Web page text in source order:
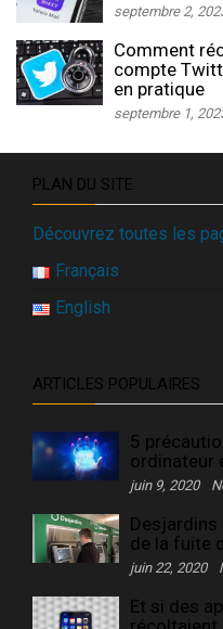
septembre 2,
Comment
compte
en pratique
septembre 1,
PLAN DU SITE
Découvrez toutes les
Français
English
ARTICLES POPULAIRES
5
ordinateur
juin 9, 2020
Desjardins
de la fuite
juin 22, 2020
Et si des